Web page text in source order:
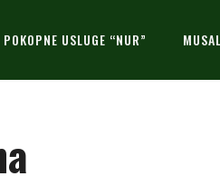
POKOPNE USLUGE “NUR”